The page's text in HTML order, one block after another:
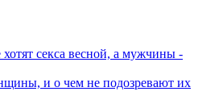
секса весной, а мужчины -
и о чем не подозревают их